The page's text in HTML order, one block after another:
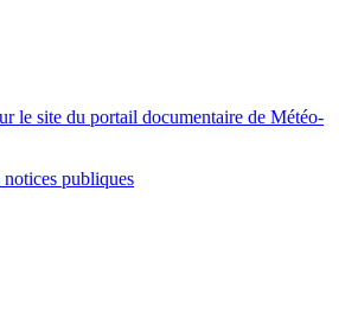
le site du portail documentaire de Météo-
publiques